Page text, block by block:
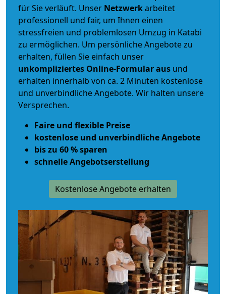
für Sie verläuft. Unser Netzwerkarbeitet
professionell und fair, um Ihnen einen
stressfreien und problemlosen Umzug in Katabi
zu ermöglichen. Um persönliche Angebote zu
erhalten, füllen Sie einfach unser
unkompliziertes Online-Formular aus und
erhalten innerhalb von ca. 2 Minuten kostenlose
und unverbindliche Angebote. Wir halten unsere
Versprechen.
Faire und flexible Preise
kostenlose und unverbindliche Angebote
bis zu 60 % sparen
schnelle Angebotserstellung
Kostenlose Angebote erhalten